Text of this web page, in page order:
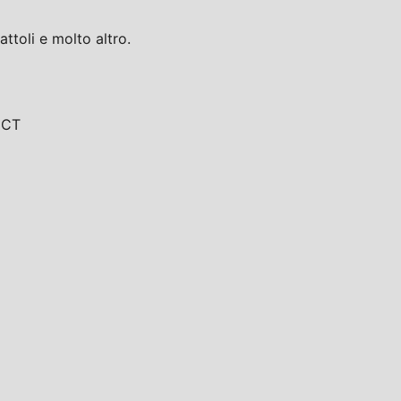
e molto altro.